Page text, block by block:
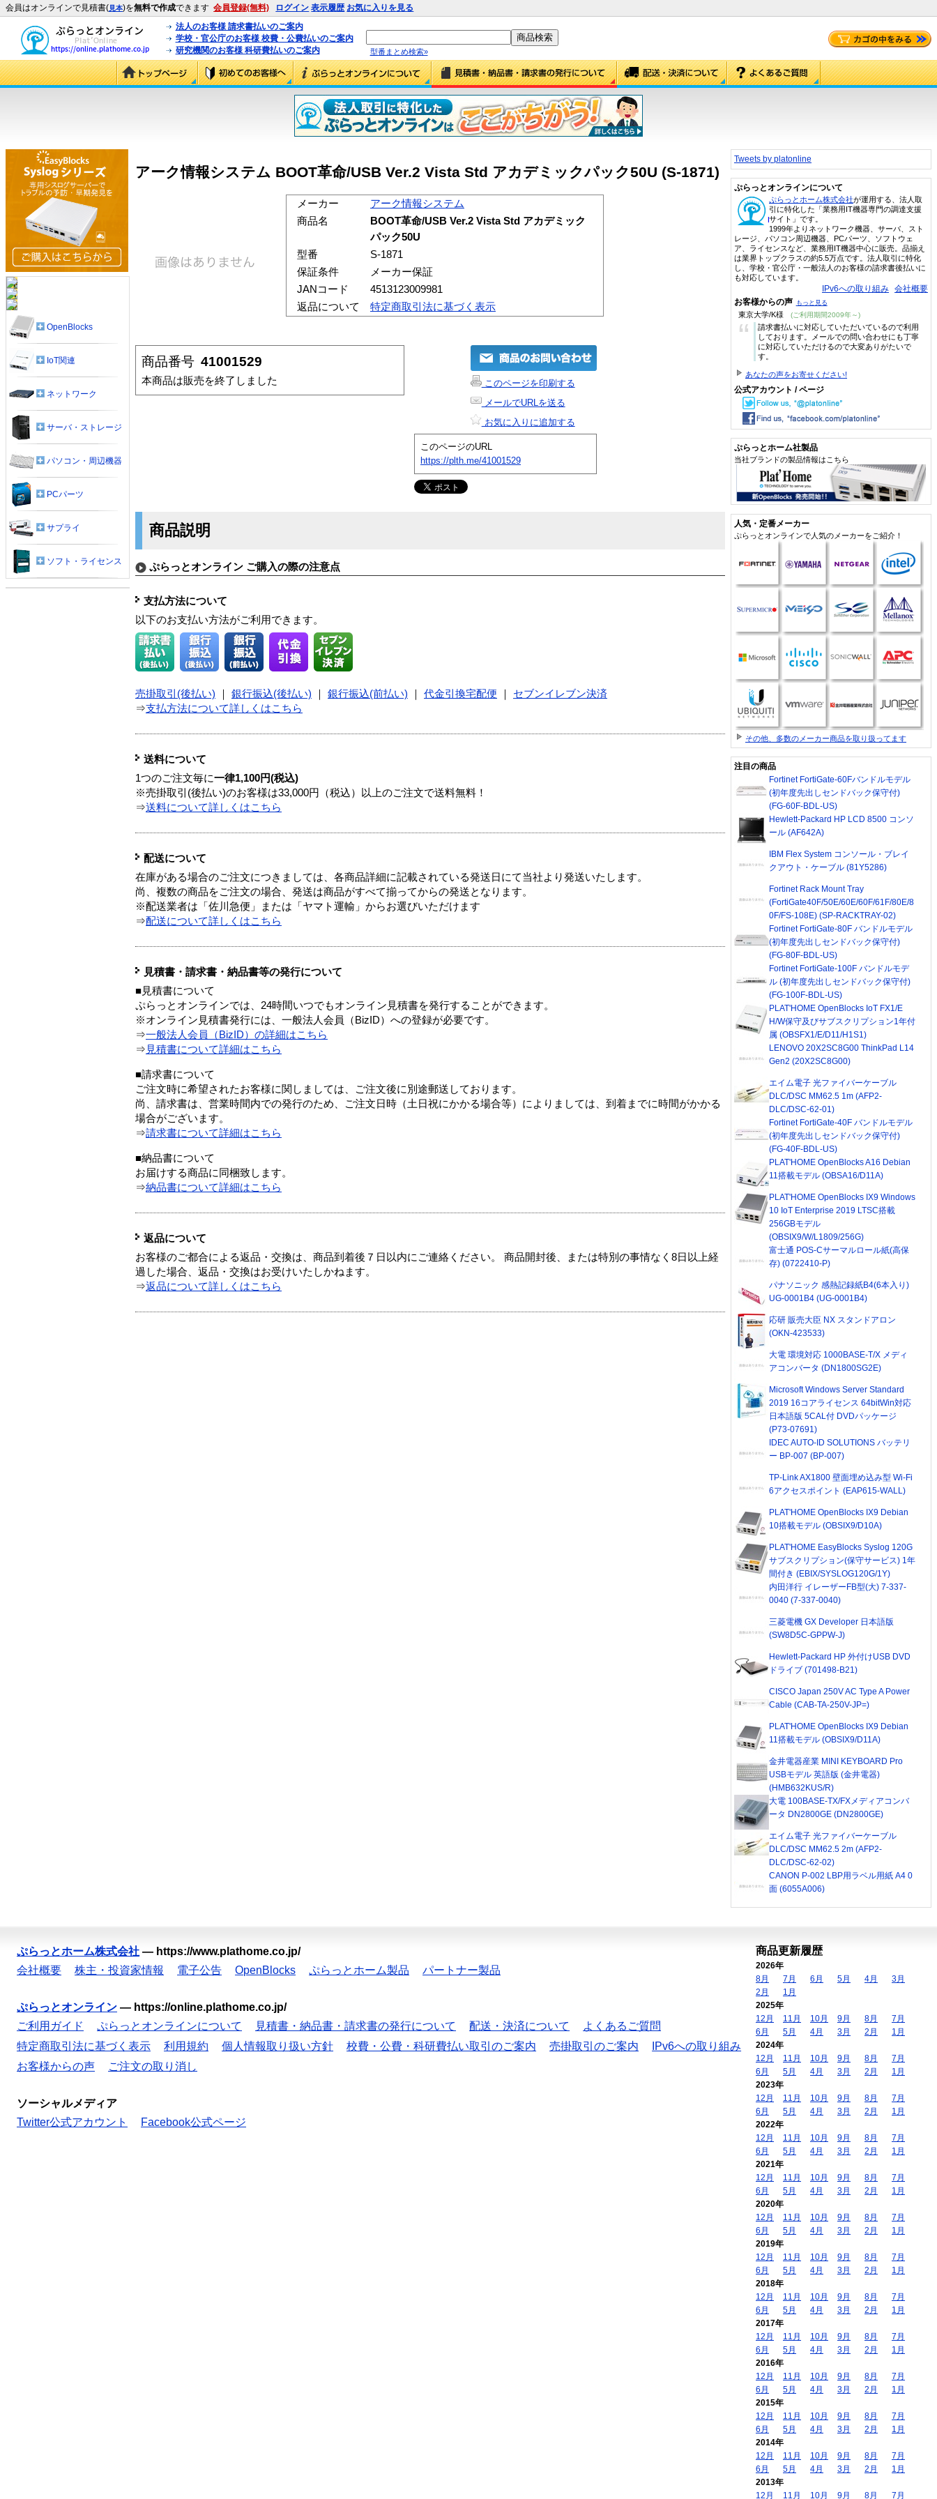
会員はオンラインで見積書(見本)を無料で作成できます 会員登録(無料) ログイン 表示履歴 お気に入りを見る
法人のお客様 請求書払いのご案内
学校・官公庁のお客様 校費・公費払いのご案内
研究機関のお客様 科研費払いのご案内
型番まとめ検索»
アーク情報システム BOOT革命/USB Ver.2 Vista Std アカデミックパック50U (S-1871)
メーカー
アーク情報システム
商品名
BOOT革命/USB Ver.2 Vista Std アカデミック
パック50U
型番
S-1871
保証条件
メーカー保証
JANコード
4513123009981
返品について
特定商取引法に基づく表示
商品番号 41001529
本商品は販売を終了しました
このページを印刷する
メールでURLを送る
お気に入りに追加する
このページのURL
https://plth.me/41001529
商品説明
ぷらっとオンライン ご購入の際の注意点
支払方法について
以下のお支払い方法がご利用できます。
売掛取引(後払い) 銀行振込(後払い) 銀行振込(前払い) 代金引換宅配便
セブンイレブン決済
⇒支払方法について詳しくはこちら
送料について
1つのご注文毎に一律1,100円(税込)
※売掛取引(後払い)のお客様は33,000円（税込）以上のご注文で送料無料！
⇒送料について詳しくはこちら
配送について
在庫がある場合のご注文につきましては、各商品詳細に記載されている発送日にて当社より発送いたします。
尚、複数の商品をご注文の場合、発送は商品がすべて揃ってからの発送となります。
※配送業者は「佐川急便」または「ヤマト運輸」からお選びいただけます
⇒配送について詳しくはこちら
見積書・請求書・納品書等の発行について
■見積書について
ぷらっとオンラインでは、24時間いつでもオンライン見積書を発行することができます。
※オンライン見積書発行には、一般法人会員（BizID）への登録が必要です。
⇒一般法人会員（BizID）の詳細はこちら
⇒ 見積書について詳細はこちら
■請求書について
ご注文時に希望されたお客様に関しましては、ご注文後に別途郵送しております。
尚、請求書は、営業時間内での発行のため、ご注文日時（土日祝にかかる場合等）によりましては、到着までに時間がかかる
場合がございます。
⇒請求書について詳細はこちら
■納品書について
お届けする商品に同梱致します。
⇒納品書について詳細はこちら
返品について
お客様のご都合による返品・交換は、商品到着後７日以内にご連絡ください。 商品開封後、または特別の事情なく8日以上経
過した場合、返品・交換はお受けいたしかねます。
⇒返品について詳しくはこちら
OpenBlocks
IoT関連
ネットワーク
サーバ・ストレージ
パソコン・周辺機器
PCパーツ
サプライ
ソフト・ライセンス
Tweets by platonline
ぷらっとオンラインについて
ぷらっとホーム株式会社が運用する、法人取
引に特化した「業務用IT機器専門の調達支援
サイト」です。
1999年よりネットワーク機器、サーバ、スト
レージ、パソコン周辺機器、PCパーツ、ソフトウェ
ア、ライセンスなど、業務用IT機器中心に販売。品揃え
は業界トップクラスの約5.5万点です。法人取引に特化
し、学校・官公庁・一般法人のお客様の請求書後払いに
も対応しています。
IPv6への取り組み 会社概要
お客様からの声 もっと見る
東京大学/K様 (ご利用期間2009年～)
“
請求書払いに対応していただいているので利用
しております。メールでの問い合わせにも丁寧
に対応していただけるので大変ありがたいで
す。
あなたの声をお寄せください!
公式アカウント / ページ
ぷらっとホーム社製品
当社ブランドの製品情報はこちら
人気・定番メーカー
ぷらっとオンラインで人気のメーカーをご紹介！
その他、多数のメーカー商品を取り扱ってます
注目の商品
Fortinet FortiGate-60Fバンドルモデル
(初年度先出しセンドバック保守付)
(FG-60F-BDL-US)
Hewlett-Packard HP LCD 8500 コンソ
ール (AF642A)
IBM Flex System コンソール・ブレイ
クアウト・ケーブル (81Y5286)
Fortinet Rack Mount Tray
(FortiGate40F/50E/60E/60F/61F/80E/8
0F/FS-108E) (SP-RACKTRAY-02)
Fortinet FortiGate-80F バンドルモデル
(初年度先出しセンドバック保守付)
(FG-80F-BDL-US)
Fortinet FortiGate-100F バンドルモデ
ル (初年度先出しセンドバック保守付)
(FG-100F-BDL-US)
PLAT'HOME OpenBlocks IoT FX1/E
H/W保守及びサブスクリプション1年付
属 (OBSFX1/E/D11/H1S1)
LENOVO 20X2SC8G00 ThinkPad L14
Gen2 (20X2SC8G00)
エイム電子 光ファイバーケーブル
DLC/DSC MM62.5 1m (AFP2-
DLC/DSC-62-01)
Fortinet FortiGate-40F バンドルモデル
(初年度先出しセンドバック保守付)
(FG-40F-BDL-US)
PLAT'HOME OpenBlocks A16 Debian
11搭載モデル (OBSA16/D11A)
PLAT'HOME OpenBlocks IX9 Windows
10 IoT Enterprise 2019 LTSC搭載
256GBモデル
(OBSIX9/W/L1809/256G)
富士通 POS-Cサーマルロール紙(高保
存) (0722410-P)
パナソニック 感熱記録紙B4(6本入り)
UG-0001B4 (UG-0001B4)
応研 販売大臣 NX スタンドアロン
(OKN-423533)
大電 環境対応 1000BASE-T/X メディ
アコンバータ (DN1800SG2E)
Microsoft Windows Server Standard
2019 16コアライセンス 64bitWin対応
日本語版 5CAL付 DVDパッケージ
(P73-07691)
IDEC AUTO-ID SOLUTIONS バッテリ
ー BP-007 (BP-007)
TP-Link AX1800 壁面埋め込み型 Wi-Fi
6アクセスポイント (EAP615-WALL)
PLAT'HOME OpenBlocks IX9 Debian
10搭載モデル (OBSIX9/D10A)
PLAT'HOME EasyBlocks Syslog 120G
サブスクリプション(保守サービス) 1年
間付き (EBIX/SYSLOG120G/1Y)
内田洋行 イレーザーFB型(大) 7-337-
0040 (7-337-0040)
三菱電機 GX Developer 日本語版
(SW8D5C-GPPW-J)
Hewlett-Packard HP 外付けUSB DVD
ドライブ (701498-B21)
CISCO Japan 250V AC Type A Power
Cable (CAB-TA-250V-JP=)
PLAT'HOME OpenBlocks IX9 Debian
11搭載モデル (OBSIX9/D11A)
金井電器産業 MINI KEYBOARD Pro
USBモデル 英語版 (金井電器)
(HMB632KUS/R)
大電 100BASE-TX/FXメディアコンバ
ータ DN2800GE (DN2800GE)
エイム電子 光ファイバーケーブル
DLC/DSC MM62.5 2m (AFP2-
DLC/DSC-62-02)
CANON P-002 LBP用ラベル用紙 A4 0
面 (6055A006)
ぷらっとホーム株式会社 — https://www.plathome.co.jp/
会社概要
株主・投資家情報 電子公告 OpenBlocks ぷらっとホーム製品 パートナー製品
ぷらっとオンライン — https://online.plathome.co.jp/
ご利用ガイド
ぷらっとオンラインについて 見積書・納品書・請求書の発行について 配送・決済について
よくあるご質問
特定商取引法に基づく表示
利用規約 個人情報取り扱い方針 校費・公費・科研費払い取引のご案内 売掛取引のご案内
IPv6への取り組み
お客様からの声
ご注文の取り消し
ソーシャルメディア
Twitter公式アカウント
Facebook公式ページ
商品更新履歴
2026年
8月
7月 6月 5月 4月
3月
2月
1月
2025年
12月
11月 10月 9月 8月
7月
6月
5月 4月 3月 2月
1月
2024年
12月
11月 10月 9月 8月
7月
6月
5月 4月 3月 2月
1月
2023年
12月
11月 10月 9月 8月
7月
6月
5月 4月 3月 2月
1月
2022年
12月
11月 10月 9月 8月
7月
6月
5月 4月 3月 2月
1月
2021年
12月
11月 10月 9月 8月
7月
6月
5月 4月 3月 2月
1月
2020年
12月
11月 10月 9月 8月
7月
6月
5月 4月 3月 2月
1月
2019年
12月
11月 10月 9月 8月
7月
6月
5月 4月 3月 2月
1月
2018年
12月
11月 10月 9月 8月
7月
6月
5月 4月 3月 2月
1月
2017年
12月
11月 10月 9月 8月
7月
6月
5月 4月 3月 2月
1月
2016年
12月
11月 10月 9月 8月
7月
6月
5月 4月 3月 2月
1月
2015年
12月
11月 10月 9月 8月
7月
6月
5月 4月 3月 2月
1月
2014年
12月
11月 10月 9月 8月
7月
6月
5月 4月 3月 2月
1月
2013年
12月
11月 10月 9月 8月 7月